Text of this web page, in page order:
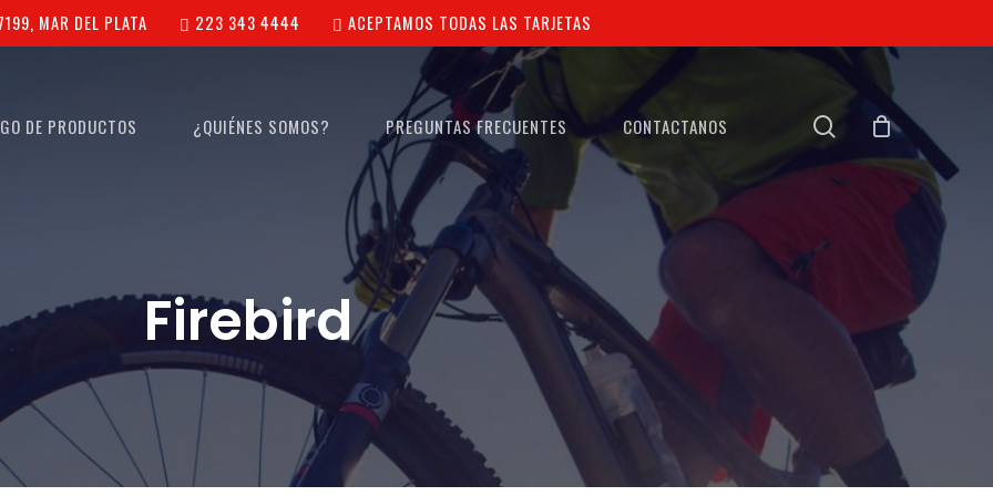
MAR DEL PLATA 223 343 4444 ACEPTAMOS TODAS LAS TARJETAS
DE PRODUCTOS ¿QUIÉNES SOMOS? PREGUNTAS FRECUENTES CONTACTANOS search
Firebird